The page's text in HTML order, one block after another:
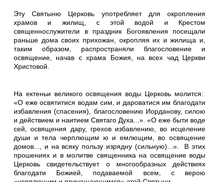
Эту Святыню Церковь употребляет для окропления
храмов и жилищ, с этой водой и Крестом
священнослужители в праздник Богоявления посещали
раньше дома своих прихожан, окропляя их и жилища и,
таким образом, распространяли благословение и
освящение, начав с храма Божия, на всех чад Церкви
Христовой.
На ектеньи великого освящения воды Церковь молится:
«О еже освятитися водам сим, и дароватися им благодати
избавления (спасения), благословению Иорданову, силою
и действием и наитием Святаго Духа...». «О еже быти воде
сей, освящения дару, грехов избавлению, во исцеление
души и тела черплющим ю и емлющим, во освящение
домов..., и на всяку пользу изрядну (сильную)...». В этих
прошениях и в молитве священника на освящение воды
Церковь свидетельствует о многообразных действиях
благодати Божией, подаваемой всем, с верою